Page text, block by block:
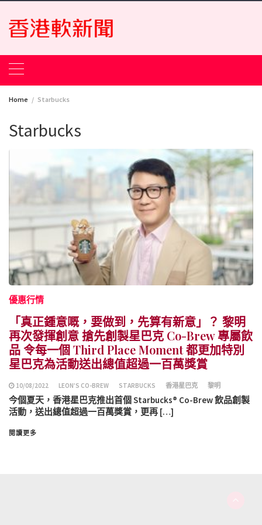
Skip
content
Home Starbucks
Starbucks
優惠行情
「真正鍾意嘅，要做到，先算有新意」？ 黎明
再次發揮創意 搶先創製星巴克 Co-Brew 專屬飲
品 令每一個 Third Place Moment 都更加特別
星巴克為活動送出總值超過一百萬獎賞
10/08/2022 LEON’S CO-BREW STARBUCKS 香港星巴克 黎明
今個夏天，香港星巴克推出首個 Starbucks® Co-Brew 飲品創製
活動，送出總值超過一百萬獎賞，更再 […]
閱讀更多